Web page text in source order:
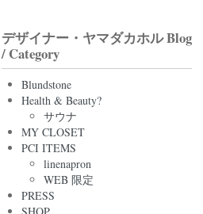
デザイナー・ヤマダカホル Blog
/ Category
Blundstone
Health & Beauty?
サウナ
MY CLOSET
PCI ITEMS
linenapron
WEB 限定
PRESS